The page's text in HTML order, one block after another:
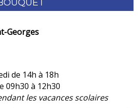
Georges
de 14h à 18h
09h30 à 12h30
les vacances scolaires